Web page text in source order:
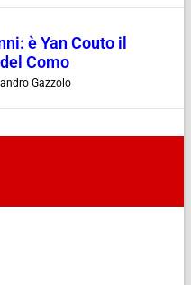
è Yan Couto il
Como
Gazzolo